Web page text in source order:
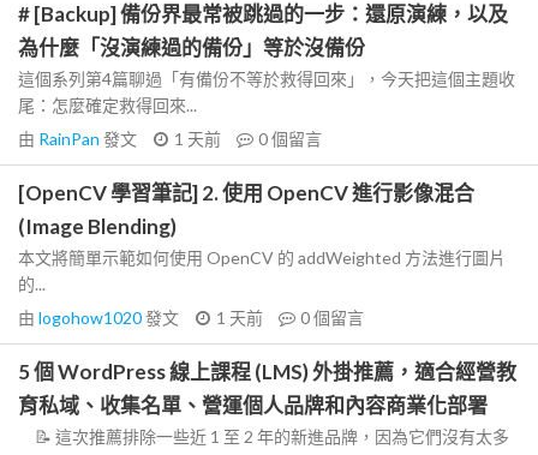
# [Backup] 備份界最常被跳過的一步：還原演練，以及
為什麼「沒演練過的備份」等於沒備份
這個系列第4篇聊過「有備份不等於救得回來」，今天把這個主題收
尾：怎麼確定救得回來...
由 RainPan 發文 1 天前 0個留言
[OpenCV 學習筆記] 2. 使用 OpenCV 進行影像混合
(Image Blending)
本文將簡單示範如何使用 OpenCV 的 addWeighted 方法進行圖片
的...
由 logohow1020發文 1 天前 0個留言
5 個 WordPress 線上課程 (LMS) 外掛推薦，適合經營教
育私域、收集名單、營運個人品牌和內容商業化部署
📝 這次推薦排除一些近 1 至 2 年的新進品牌，因為它們沒有太多